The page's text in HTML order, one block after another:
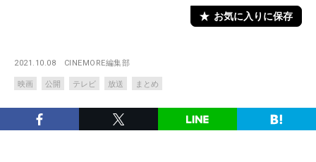
お気に入りに保存
2021.10.08 CINEMORE編集部
映画 公開 テレビ 放送 まとめ